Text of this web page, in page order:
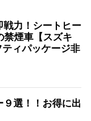
戦力！シートヒー
禁煙車【スズキ
ィパッケージ非
９選！！お得に出